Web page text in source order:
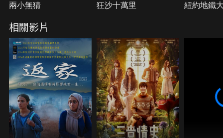
兩小無猜 狂沙十萬里 紐約地鐵
相關影片